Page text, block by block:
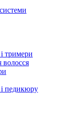
тримери
волосся
педикюру